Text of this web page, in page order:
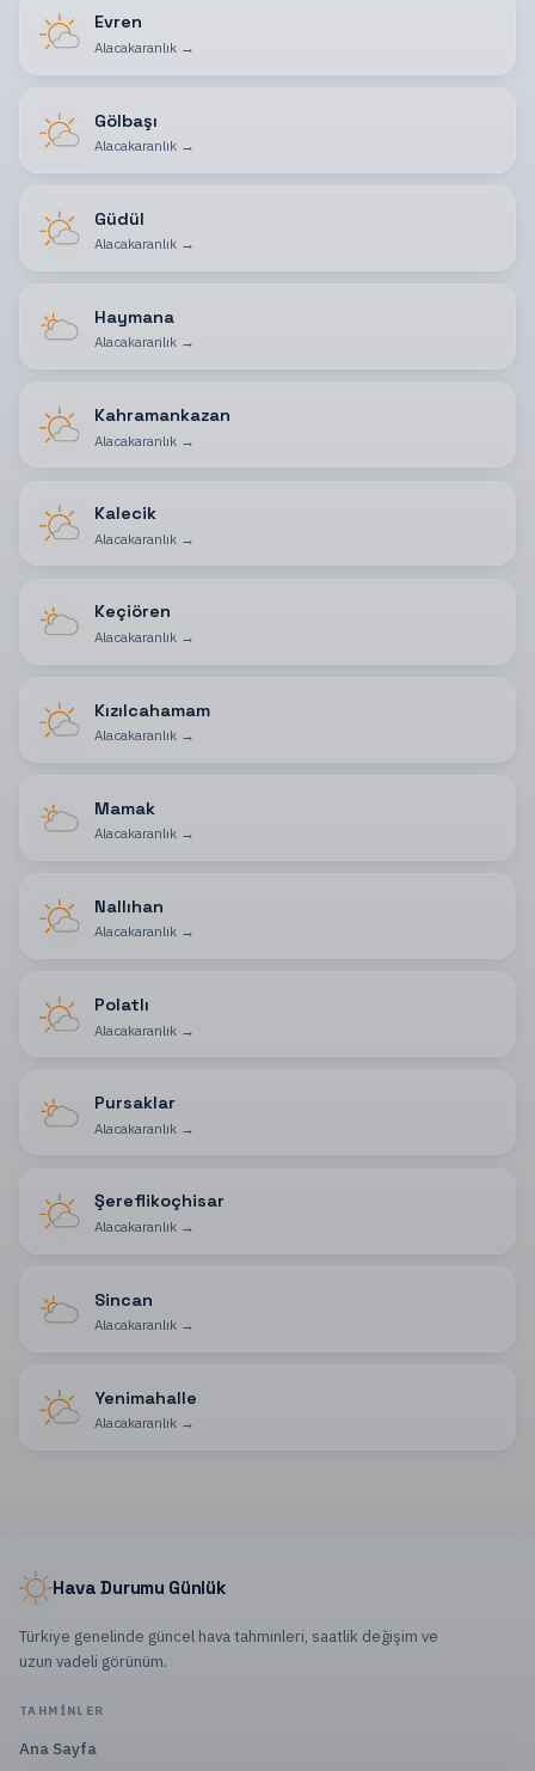
Evren
Alacakaranlık→
Gölbaşı
Alacakaranlık→
Güdül
Alacakaranlık→
Haymana
Alacakaranlık→
Kahramankazan
Alacakaranlık→
Kalecik
Alacakaranlık→
Keçiören
Alacakaranlık→
Kızılcahamam
Alacakaranlık→
Mamak
Alacakaranlık→
Nallıhan
Alacakaranlık→
Polatlı
Alacakaranlık→
Pursaklar
Alacakaranlık→
Şereflikoçhisar
Alacakaranlık→
Sincan
Alacakaranlık→
Yenimahalle
Alacakaranlık→
Hava Durumu Günlük
Türkiye genelinde güncel hava tahminleri, saatlik değişim ve
uzun vadeli görünüm.
TAHMINLER
Ana Sayfa